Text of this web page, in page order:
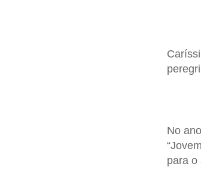
No
para o